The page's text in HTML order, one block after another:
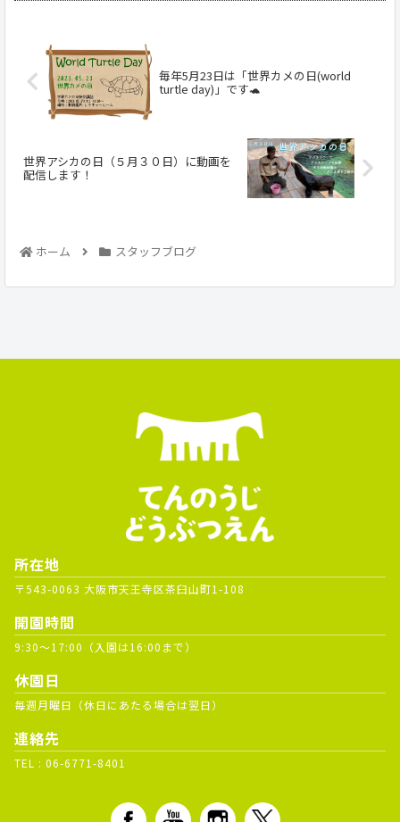
毎年5月23日は「世界カメの日(world
turtle day)」です🐢
世界アシカの日（５月３０日）に動画を
配信します！
ホーム スタッフブログ
所在地
〒543-0063 大阪市天王寺区茶臼山町1-108
開園時間
9:30～17:00（入園は16:00まで）
休園日
毎週月曜日（休日にあたる場合は翌日）
連絡先
TEL : 06-6771-8401